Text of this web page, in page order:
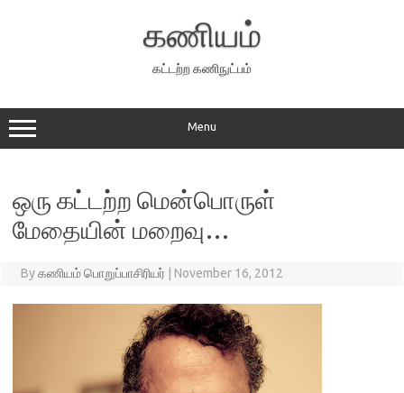
கணியம்
கட்டற்ற கணிநுட்பம்
Menu
ஒரு கட்டற்ற மென்பொருள்
மேதையின் மறைவு…
Byகணியம் பொறுப்பாசிரியர் November 16, 2012